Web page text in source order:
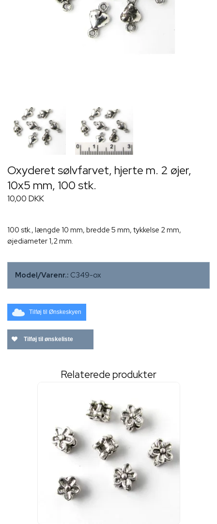
Oxyderet sølvfarvet, hjerte m. 2 øjer,
10x5 mm, 100 stk.
10,00 DKK
100 stk., længde 10 mm, bredde 5 mm, tykkelse 2 mm,
øjediameter 1,2 mm.
Model/Varenr.: C349-ox
Tilføj til Ønskeskyen
Tilføj til ønskeliste
Relaterede produkter